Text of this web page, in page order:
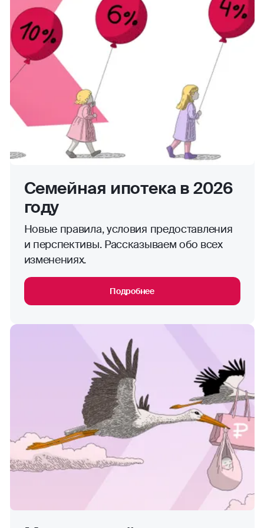
Семейная ипотека в 2026
году
Новые правила, условия предоставления
и перспективы. Рассказываем обо всех
изменениях.
Подробнее